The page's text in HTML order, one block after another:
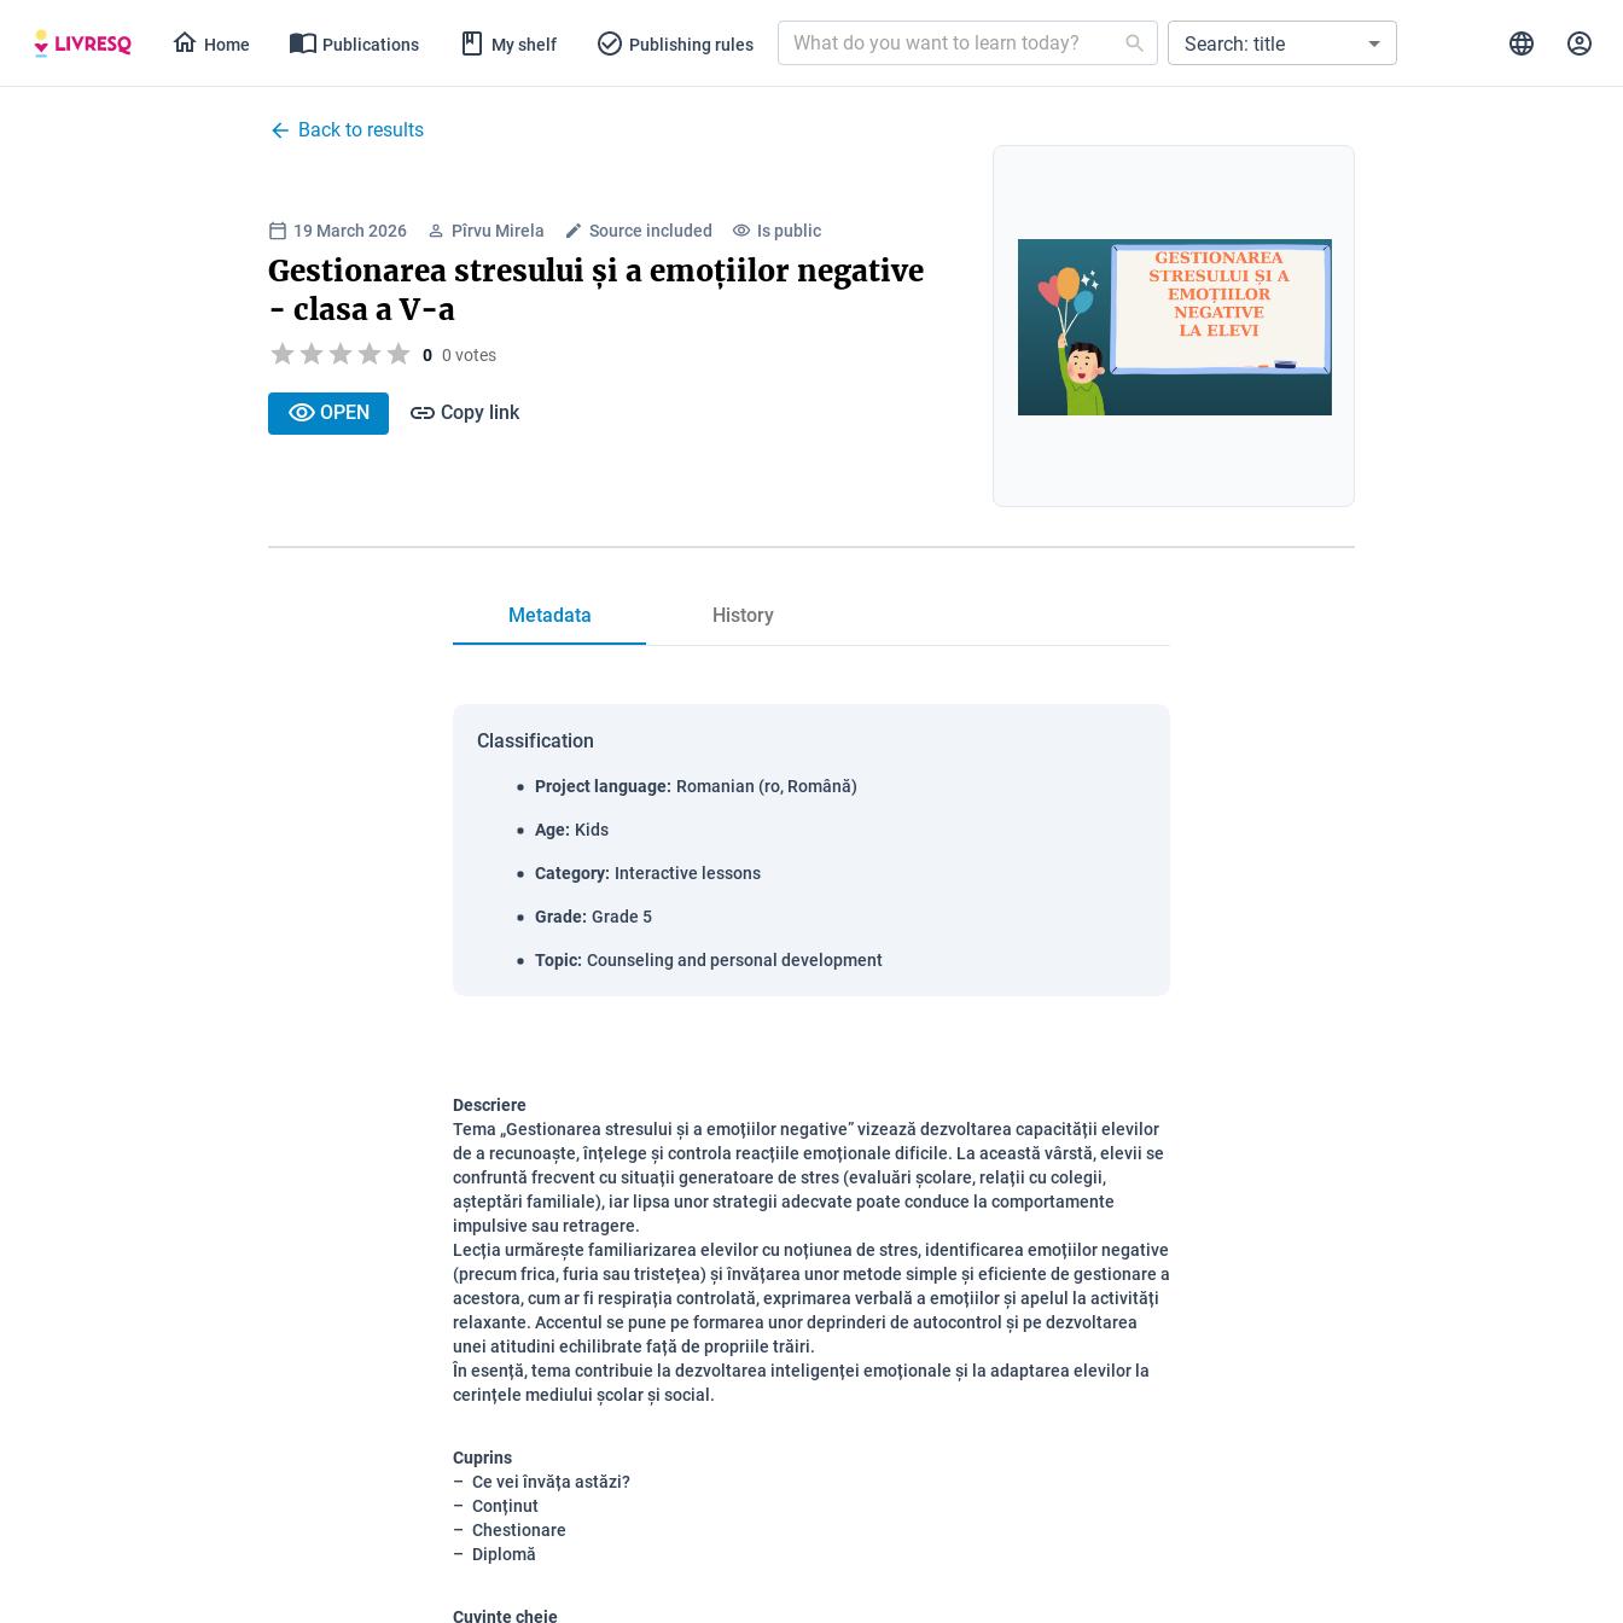
Home Publications My shelf Publishing rules Search: title
Back to results
19 March 2026 Pîrvu Mirela Source included Is public
Gestionarea stresului și a emoțiilor negative
- clasa a V-a
0 0 votes
OPEN Copy link
Metadata History
Classification
Project language: Romanian (ro, Română)
Age: Kids
Category: Interactive lessons
Grade: Grade 5
Topic: Counseling and personal development
Descriere
Tema „Gestionarea stresului și a emoțiilor negative” vizează dezvoltarea capacității elevilor
de a recunoaște, înțelege și controla reacțiile emoționale dificile. La această vârstă, elevii se
confruntă frecvent cu situații generatoare de stres (evaluări școlare, relații cu colegii,
așteptări familiale), iar lipsa unor strategii adecvate poate conduce la comportamente
impulsive sau retragere.
Lecția urmărește familiarizarea elevilor cu noțiunea de stres, identificarea emoțiilor negative
(precum frica, furia sau tristețea) și învățarea unor metode simple și eficiente de gestionare a
acestora, cum ar fi respirația controlată, exprimarea verbală a emoțiilor și apelul la activități
relaxante. Accentul se pune pe formarea unor deprinderi de autocontrol și pe dezvoltarea
unei atitudini echilibrate față de propriile trăiri.
În esență, tema contribuie la dezvoltarea inteligenței emoționale și la adaptarea elevilor la
cerințele mediului școlar și social.
Cuprins
Ce vei învăța astăzi?
Conținut
Chestionare
Diplomă
Cuvinte cheie